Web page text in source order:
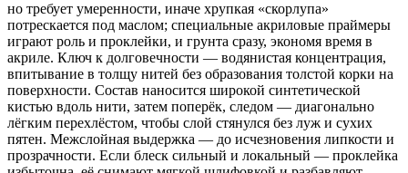
но требует умеренности, иначе хрупкая «скорлупа»
потрескается под маслом; специальные акриловые праймеры
играют роль и проклейки, и грунта сразу, экономя время в
акриле. Ключ к долговечности — водянистая концентрация,
впитывание в толщу нитей без образования толстой корки на
поверхности. Состав наносится широкой синтетической
кистью вдоль нити, затем поперёк, следом — диагонально
лёгким перехлёстом, чтобы слой стянулся без луж и сухих
пятен. Межслойная выдержка — до исчезновения липкости и
прозрачности. Если блеск сильный и локальный — проклейка